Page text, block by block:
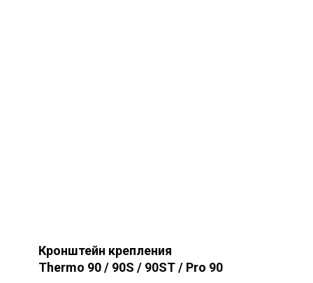
Кронштейн крепления
Thermo 90 / 90S / 90ST / Pro 90